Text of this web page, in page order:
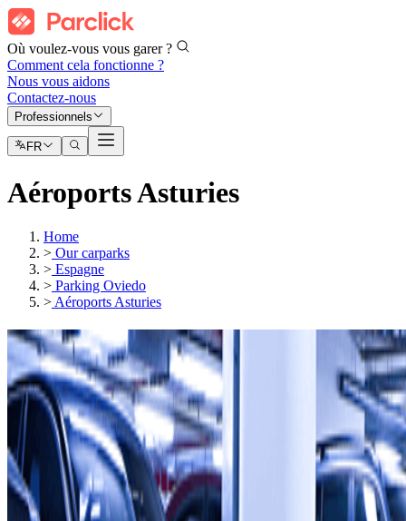
Où voulez-vous vous garer ?
Comment cela fonctionne ?
Nous vous aidons
Contactez-nous
Professionnels
FR
Aéroports Asturies
Home
> Our carparks
> Espagne
> Parking Oviedo
> Aéroports Asturies
ParkingsAéroport des Asturies (OVD)
Inscrivez-vous à notre newsletter et
découvrez des réductions, des concours et
bien d'autres surprises.